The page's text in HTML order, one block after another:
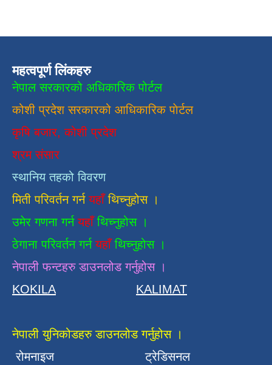
महत्वपूर्ण लिंकहरु
नेपाल सरकारको अधिकारिक पोर्टल
कोशी प्रदेश सरकारको आधिकारिकपाेर्टल
कृषि बजार, कोशी प्रदेश
श्रम संसार
स्थानिय तहको विवरण
मिती परिवर्तन गर्न यहाँ थिच्नुहोस ।
उमेर गणना गर्नयहाँथिच्नुहोस ।
ठेगाना परिवर्तन गर्नयहाँ थिच्नुहोस ।
नेपाली फन्टहरु डाउनलोड गर्नुहोस ।
KOKILA
KALIMAT
नेपाली युनिकोडहरु डाउनलोड गर्नुहोस ।
रोमनाइज
ट्रेडिसनल